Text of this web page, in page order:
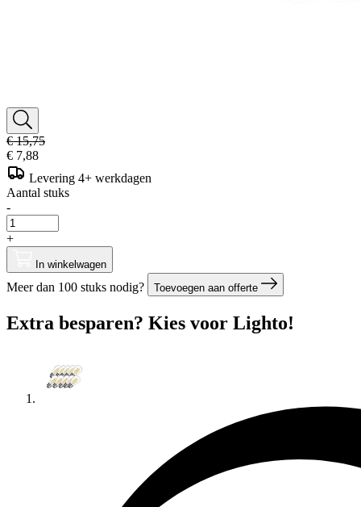
€ 15,75
€ 7,88
Levering 4+ werkdagen
Aantal stuks
-
+
In winkelwagen
Meer dan 100 stuks nodig? Toevoegen aan offerte
Extra besparen? Kies voor Lighto!